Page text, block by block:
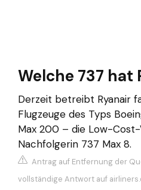
Welche 737 hat
Derzeit betreibt Ryanair
Flugzeuge des Typs
Max 200 – die Low-
Nachfolgerin 737 Max 8.
Antrag auf Entfernung der
vollständige Antwort auf